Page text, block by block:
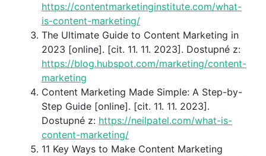
https://contentmarketinginstitute.com/what-
is-content-marketing/
The Ultimate Guide to Content Marketing in
2023 [online]. [cit. 11. 11. 2023]. Dostupné z:
https://blog.hubspot.com/marketing/content-
marketing
Content Marketing Made Simple: A Step-by-
Step Guide [online]. [cit. 11. 11. 2023].
Dostupné z: https://neilpatel.com/what-is-
content-marketing/
11 Key Ways to Make Content Marketing